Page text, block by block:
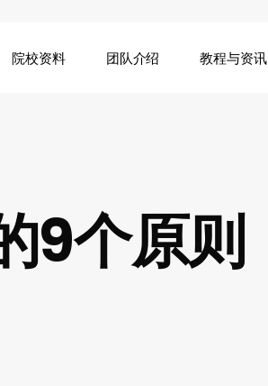
院校资料 团队介绍 教程与资讯
9个原则